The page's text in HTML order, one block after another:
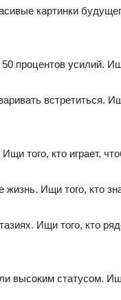
картинки
процентов усилий.
встретиться.
того, кто играет,
Ищи того, кто
Ищи того, кто
высоким статусом.